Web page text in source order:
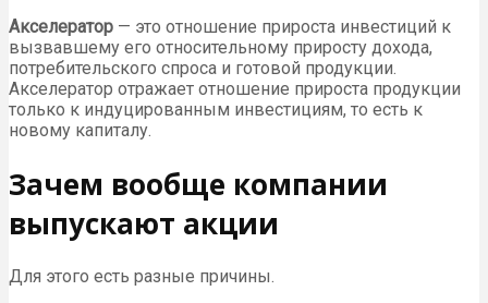
Акселератор — это отношение прироста инвестиций к
вызвавшему его относительному приросту дохода,
потребительского спроса и готовой продукции.
Акселератор отражает отношение прироста продукции
только к индуцированным инвестициям, то есть к
новому капиталу.
Зачем вообще компании
выпускают акции
Для этого есть разные причины.